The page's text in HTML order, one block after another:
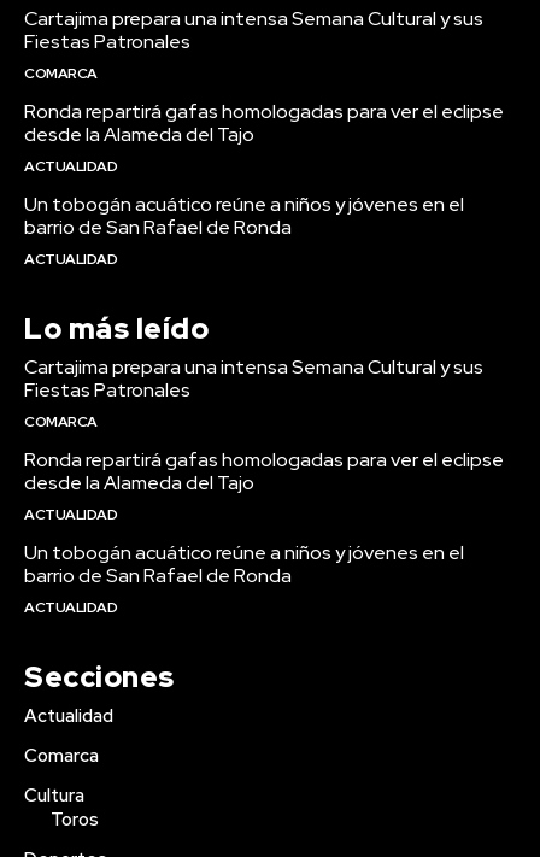
Cartajima prepara una intensa Semana Cultural y sus
Fiestas Patronales
COMARCA
Ronda repartirá gafas homologadas para ver el eclipse
desde la Alameda del Tajo
ACTUALIDAD
Un tobogán acuático reúne a niños y jóvenes en el
barrio de San Rafael de Ronda
ACTUALIDAD
Lo más leído
Cartajima prepara una intensa Semana Cultural y sus
Fiestas Patronales
COMARCA
Ronda repartirá gafas homologadas para ver el eclipse
desde la Alameda del Tajo
ACTUALIDAD
Un tobogán acuático reúne a niños y jóvenes en el
barrio de San Rafael de Ronda
ACTUALIDAD
Secciones
Actualidad
Comarca
Cultura
Toros